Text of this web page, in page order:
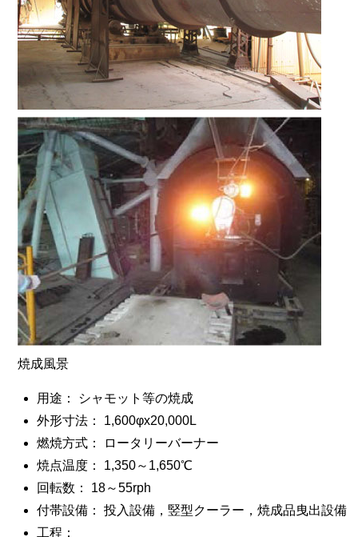
用途： シャモット等の焼成
外形寸法： 1,600φx20,000L
燃焼方式： ロータリーバーナー
焼点温度： 1,350～1,650℃
回転数： 18～55rph
付帯設備： 投入設備，竪型クーラー，焼成品曳出設備
工程：
焼成風景